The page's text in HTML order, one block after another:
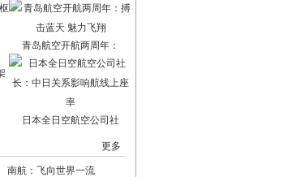
青岛航空开航两周年：
日本全日空航空公司社
更多
南航：飞向世界一流